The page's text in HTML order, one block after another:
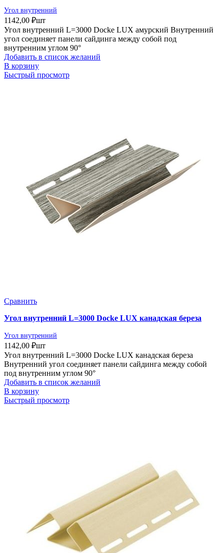
Угол внутренний
1142,00 ₽шт
Угол внутренний L=3000 Docke LUX амурский Внутренний
угол соединяет панели сайдинга между собой под
внутренним углом 90°
Добавить в список желаний
В корзину
Быстрый просмотр
Сравнить
Угол внутренний L=3000 Docke LUX канадская береза
Угол внутренний
1142,00 ₽шт
Угол внутренний L=3000 Docke LUX канадская береза
Внутренний угол соединяет панели сайдинга между собой
под внутренним углом 90°
Добавить в список желаний
В корзину
Быстрый просмотр